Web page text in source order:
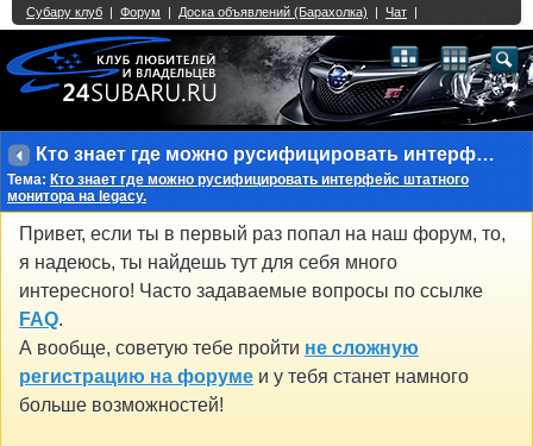
Кто знает где можно русифицировать интерфейс штатного монитора на legacy.
Тема: Кто знает где можно русифицировать интерфейс штатного
монитора на legacy.
Привет, если ты в первый раз попал на наш форум, то,
я надеюсь, ты найдешь тут для себя много
интересного! Часто задаваемые вопросы по ссылке
FAQ.
А вообще, советую тебе пройти не сложную
регистрацию на форуме и у тебя станет намного
больше возможностей!
Single Sign On provided byvBSSO
2 3 4 5 6 7 8 9 10 11 12 13 14 15 16 17 18 21 22 23 24 25 26
27 28 29 30 31 32 33 34 35 36 37 38 39 40 41 42 43